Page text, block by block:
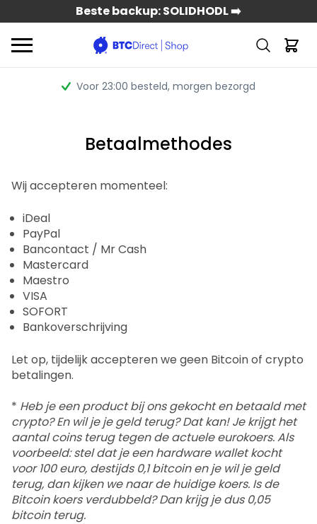
Beste backup: SOLIDHODL ➡️
Voor 23:00 besteld, morgen bezorgd
Betaalmethodes
Wij accepteren momenteel:
iDeal
PayPal
Bancontact / Mr Cash
Mastercard
Maestro
VISA
SOFORT
Bankoverschrijving
Let op, tijdelijk accepteren we geen Bitcoin of crypto
betalingen.
* Heb je een product bij ons gekocht en betaald met
crypto? En wil je je geld terug? Dat kan! Je krijgt het
aantal coins terug tegen de actuele eurokoers. Als
voorbeeld: stel dat je een hardware wallet kocht
voor 100 euro, destijds 0,1 bitcoin en je wil je geld
terug, dan kijken we naar de huidige koers. Is de
Bitcoin koers verdubbeld? Dan krijg je dus 0,05
bitcoin terug.